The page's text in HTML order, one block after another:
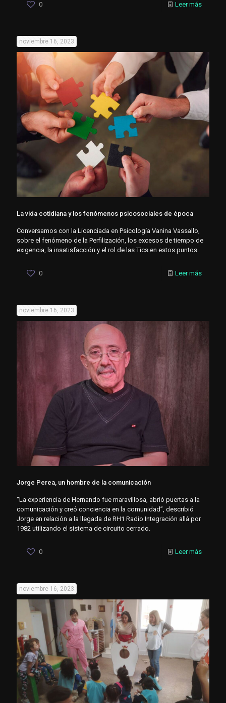
0 Leer más
noviembre 16, 2023
La vida cotidiana y los fenómenos psicosociales de época
Conversamos con la Licenciada en Psicología Vanina Vassallo,
sobre el fenómeno de la Perfilización, los excesos de tiempo de
exigencia, la insatisfacción y el rol de las Tics en estos puntos.
0 Leer más
noviembre 16, 2023
Jorge Perea, un hombre de la comunicación
“La experiencia de Hernando fue maravillosa, abrió puertas a la
comunicación y creó conciencia en la comunidad”, describió
Jorge en relación a la llegada de RH1 Radio Integración allá por
1982 utilizando el sistema de circuito cerrado.
0 Leer más
noviembre 16, 2023